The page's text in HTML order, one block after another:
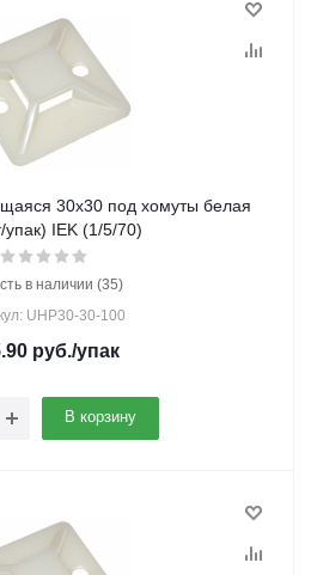
30х30 под хомуты белая
IEK (1/5/70)
в наличии (35)
UHP30-30-100
руб./упак
В корзину